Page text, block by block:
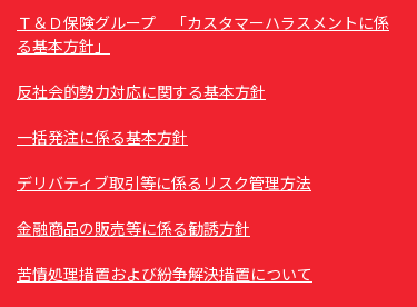
Ｔ＆Ｄ保険グループ 「カスタマーハラスメントに係
る基本方針」
反社会的勢力対応に関する基本方針
一括発注に係る基本方針
デリバティブ取引等に係るリスク管理方法
金融商品の販売等に係る勧誘方針
苦情処理措置および紛争解決措置について